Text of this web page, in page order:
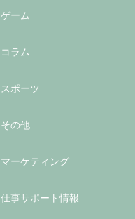
ゲーム
コラム
スポーツ
その他
マーケティング
仕事サポート情報